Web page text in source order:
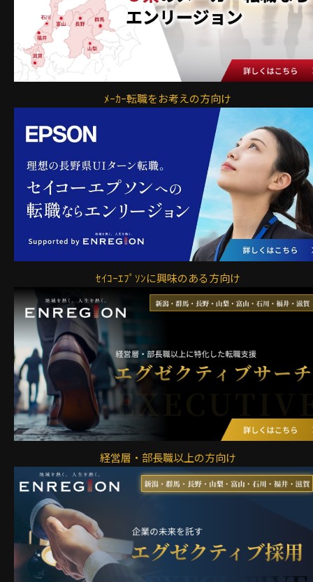
ﾒｰｶｰ転職をお考えの方向け
ｾｲｺｰｴﾌﾟｿﾝに興味のある方向け
経営層・部長職以上の方向け